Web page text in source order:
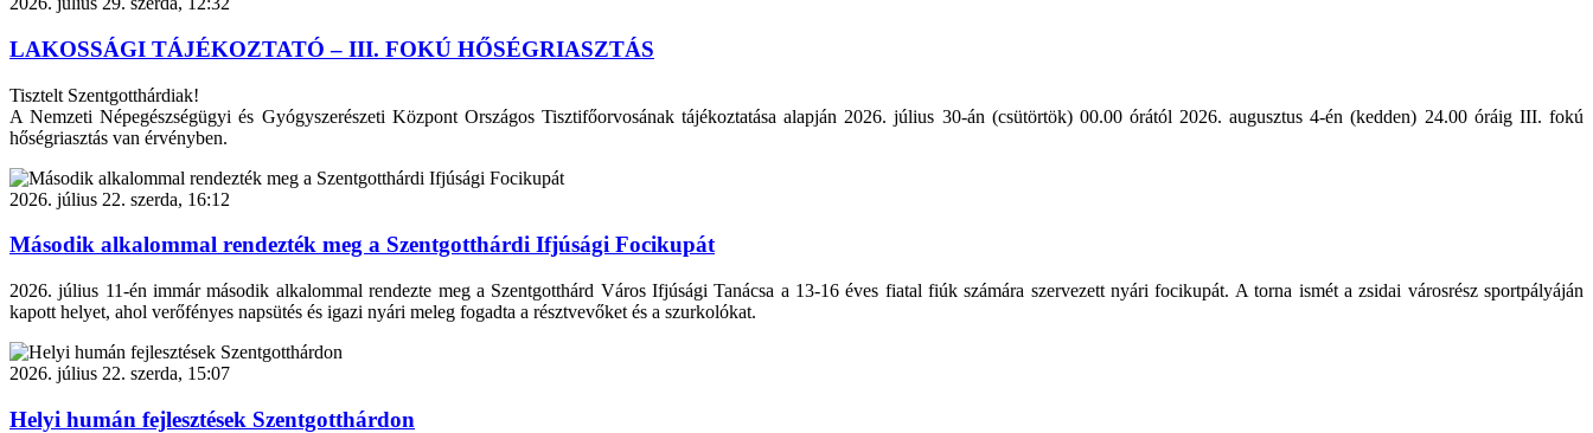
LAKOSSÁGI TÁJÉKOZTATÓ – III. FOKÚ HŐSÉGRIASZTÁS
Tisztelt Szentgotthárdiak!
A Nemzeti Népegészségügyi és Gyógyszerészeti Központ Országos Tisztifőorvosának tájékoztatása alapján 2026. július 30-án (csütörtök) 00.00 órától 2026. augusztus 4-én (kedden) 24.00 óráig III. fokú
hőségriasztás van érvényben.
2026. július 22. szerda, 16:12
Második alkalommal rendezték meg a Szentgotthárdi Ifjúsági Focikupát
2026. július 11-én immár második alkalommal rendezte meg a Szentgotthárd Város Ifjúsági Tanácsa a 13-16 éves fiatal fiúk számára szervezett nyári focikupát. A torna ismét a zsidai városrész sportpályáján
kapott helyet, ahol verőfényes napsütés és igazi nyári meleg fogadta a résztvevőket és a szurkolókat.
2026. július 22. szerda, 15:07
Helyi humán fejlesztések Szentgotthárdon